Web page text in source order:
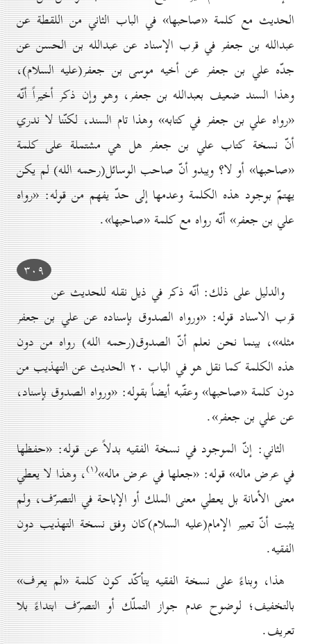
الحديث مع كلمة «صاحبها» في الباب الثاني من اللقطة عن
عبدالله بن جعفر في قرب الإسناد عن عبدالله بن الحسن عن
جدّه علي بن جعفر عن أخيه موسى بن جعفر(علیه السلام)،
وهذا السند ضعيف بعبدالله بن جعفر، وهو وإن ذكر أخيراً أنّه
«رواه علي بن جعفر في كتابه» وهذا تام السند، لكنّنا لا ندري
أنّ نسخة كتاب علي بن جعفر هل هي مشتملة على كلمة
«صاحبها» أو لا؟ ويبدو أنّ صاحب الوسائل(رحمه الله) لم يكن
يهتمّ بوجود هذه الكلمة وعدمها إلى حدّ يفهم من قوله: «رواه
علي بن جعفر» أنّه رواه مع كلمة «صاحبها».
۳٠۹
والدليل على ذلك: أنّه ذكر في ذيل نقله للحديث عن
قرب الاسناد قوله: «ورواه الصدوق بإسناده عن علي بن جعفر
مثله»، بينما نحن نعلم أنّ الصدوق(رحمه الله) رواه من دون
هذه الكلمة كما نقل هو في الباب ۲٠ الحديث عن التهذيب من
دون كلمة «صاحبها» وعقّبه أيضاً بقوله: «ورواه الصدوق بإسناد،
عن علي بن جعفر».
الثاني: إنّ الموجود في نسخة الفقيه بدلاً عن قوله: «حفظها
في عرض ماله» قوله: «جعلها في عرض ماله»(۱) ، وهذا لا يعطي
معنى الأمانة بل يعطي معنى الملك أو الإباحة في التصرّف، ولم
يثبت أنّ تعبير الإمام(علیه السلام)كان وفق نسخة التهذيب دون
الفقيه.
هذا، وبناءً على نسخة الفقيه يتأكّد كون كلمة «لم يعرف»
بالتخفيف؛ لوضوح عدم جواز التملّك أو التصرّف ابتداءً بلا
تعريف.